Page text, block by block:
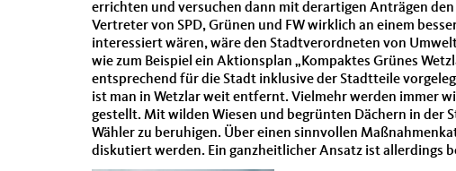
errichten und versuchen dann mit derartigen Anträgen
Vertreter von SPD, Grünen und FW wirklich an einem
interessiert wären, wäre den Stadtverordneten von
wie zum Beispiel ein Aktionsplan „Kompaktes Grünes
entsprechend für die Stadt inklusive der Stadtteile
ist man in Wetzlar weit entfernt. Vielmehr werden immer
gestellt. Mit wilden Wiesen und begrünten Dächern in der
Wähler zu beruhigen. Über einen sinnvollen
diskutiert werden. Ein ganzheitlicher Ansatz ist allerdings